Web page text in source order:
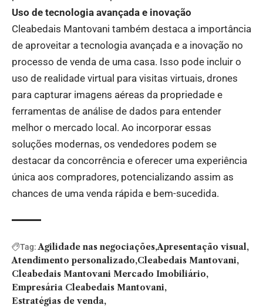
Uso de tecnologia avançada e inovação
Cleabedais Mantovani também destaca a importância
de aproveitar a tecnologia avançada e a inovação no
processo de venda de uma casa. Isso pode incluir o
uso de realidade virtual para visitas virtuais, drones
para capturar imagens aéreas da propriedade e
ferramentas de análise de dados para entender
melhor o mercado local. Ao incorporar essas
soluções modernas, os vendedores podem se
destacar da concorrência e oferecer uma experiência
única aos compradores, potencializando assim as
chances de uma venda rápida e bem-sucedida.
Tag: Agilidade nas negociações Apresentação visual
Atendimento personalizado Cleabedais Mantovani
Cleabedais Mantovani Mercado Imobiliário
Empresária Cleabedais Mantovani
Estratégias de venda